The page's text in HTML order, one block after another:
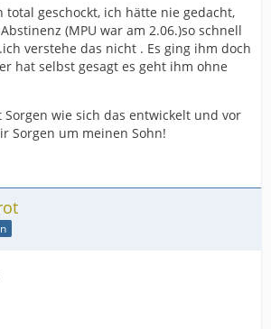
total geschockt, ich hätte nie gedacht,
(MPU war am 2.06.)so schnell
verstehe das nicht . Es ging ihm doch
hat selbst gesagt es geht ihm ohne
wie sich das entwickelt und vor
Sorgen um meinen Sohn!